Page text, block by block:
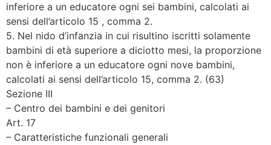
inferiore a un educatore ogni sei bambini, calcolati ai
sensi dell’articolo 15 , comma 2.
5. Nel nido d’infanzia in cui risultino iscritti solamente
bambini di età superiore a diciotto mesi, la proporzione
non è inferiore a un educatore ogni nove bambini,
calcolati ai sensi dell’articolo 15, comma 2. (63)
Sezione III
– Centro dei bambini e dei genitori
Art. 17
– Caratteristiche funzionali generali